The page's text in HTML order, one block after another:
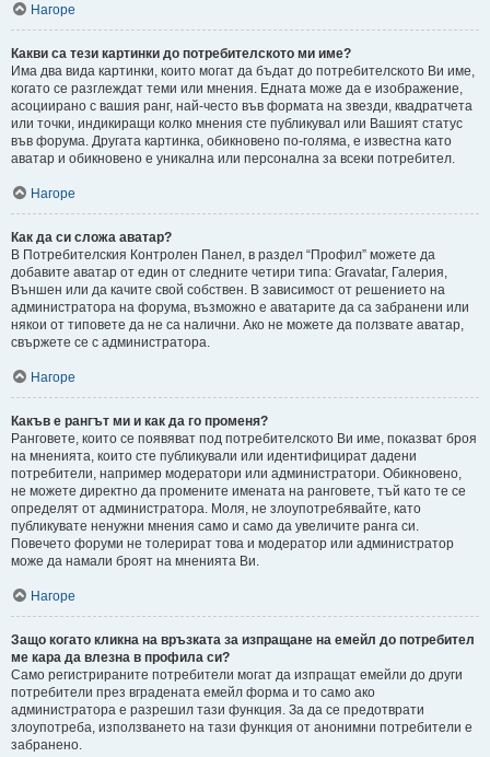
Нагоре
Какви са тези картинки до потребителското ми име?
Има два вида картинки, които могат да бъдат до потребителското Ви име,
когато се разглеждат теми или мнения. Едната може да е изображение,
асоциирано с вашия ранг, най-често във формата на звезди, квадратчета
или точки, индикиращи колко мнения сте публикувал или Вашият статус
във форума. Другата картинка, обикновено по-голяма, е известна като
аватар и обикновено е уникална или персонална за всеки потребител.
Нагоре
Как да си сложа аватар?
В Потребителския Контролен Панел, в раздел “Профил” можете да
добавите аватар от един от следните четири типа: Gravatar, Галерия,
Външен или да качите свой собствен. В зависимост от решението на
администратора на форума, възможно е аватарите да са забранени или
някои от типовете да не са налични. Ако не можете да ползвате аватар,
свържете се с администратора.
Нагоре
Какъв е рангът ми и как да го променя?
Ранговете, които се появяват под потребителското Ви име, показват броя
на мненията, които сте публикували или идентифицират дадени
потребители, например модератори или администратори. Обикновено,
не можете директно да промените имената на ранговете, тъй като те се
определят от администратора. Моля, не злоупотребявайте, като
публикувате ненужни мнения само и само да увеличите ранга си.
Повечето форуми не толерират това и модератор или администратор
може да намали броят на мненията Ви.
Нагоре
Защо когато кликна на връзката за изпращане на емейл до потребител
ме кара да влезна в профила си?
Само регистрираните потребители могат да изпращат емейли до други
потребители през вградената емейл форма и то само ако
администратора е разрешил тази функция. За да се предотврати
злоупотреба, използването на тази функция от анонимни потребители е
забранено.